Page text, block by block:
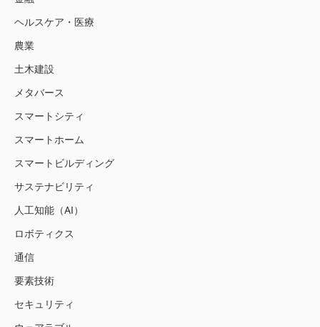
ヘルスケア・医療
農業
土木建設
メタバース
スマートシティ
スマートホーム
スマートビルディング
サステナビリティ
人工知能（AI）
ロボティクス
通信
要素技術
セキュリティ